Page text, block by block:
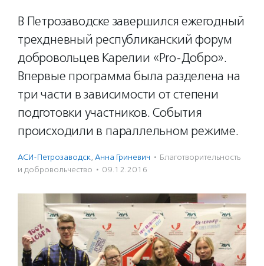
В Петрозаводске завершился ежегодный
трехдневный республиканский форум
добровольцев Карелии «Pro-Добро».
Впервые программа была разделена на
три части в зависимости от степени
подготовки участников. События
происходили в параллельном режиме.
АСИ-Петрозаводск, Анна Гриневич · Благотвори­тель­ность
и доброволь­чест­во · 09.12.2016